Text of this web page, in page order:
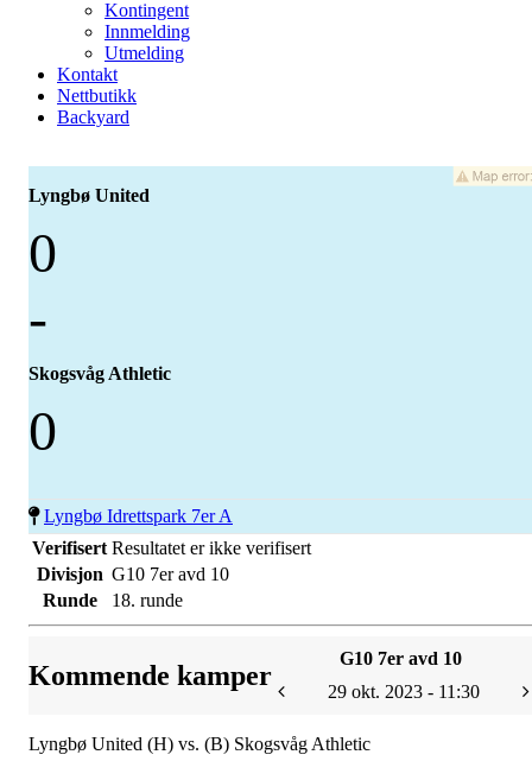
Kontingent
Innmelding
Utmelding
Kontakt
Nettbutikk
Backyard
Lyngbø United
0
-
Skogsvåg Athletic
0
Lyngbø Idrettspark 7er A
Verifisert Resultatet er ikke verifisert
Divisjon G10 7er avd 10
Runde
18. runde
Kommende kamper
G10 7er avd 10
29 okt. 2023 - 11:30
Lyngbø United (H) vs. (B) Skogsvåg Athletic